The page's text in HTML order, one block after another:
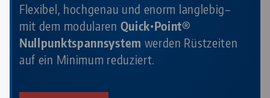
Flexibel, hochgenau und enorm langlebig–
mit dem modularen Quick•Point®
Nullpunktspannsystem werden Rüstzeiten
auf ein Minimum reduziert.